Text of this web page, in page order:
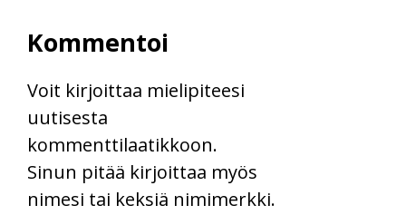
Kommentoi
Voit kirjoittaa mielipiteesi
uutisesta
kommenttilaatikkoon.
Sinun pitää kirjoittaa myös
nimesi tai keksiä nimimerkki.